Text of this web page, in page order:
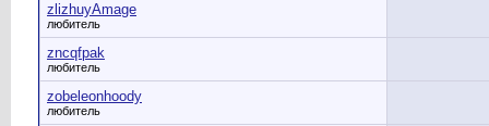
zlizhuyAmage
любитель
zncqfpak
любитель
zobeleonhoody
любитель